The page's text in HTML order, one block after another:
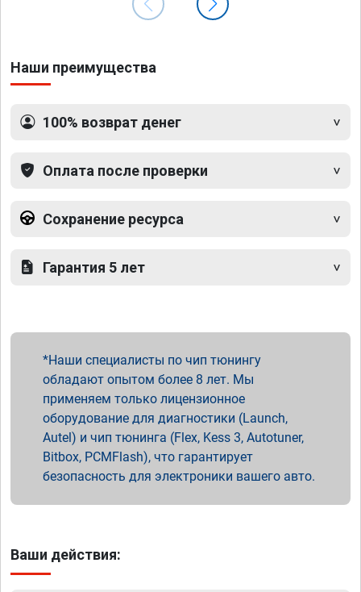
Наши преимущества
100% возврат денег
Оплата после проверки
Сохранение ресурса
Гарантия 5 лет
Наши специалисты по чип тюнингу
обладают опытом более 8 лет. Мы
применяем только лицензионное
оборудование для диагностики (Launch,
Autel) и чип тюнинга (Flex, Kess 3, Autotuner,
Bitbox, PCMFlash), что гарантирует
безопасность для электроники вашего авто.
Ваши действия: